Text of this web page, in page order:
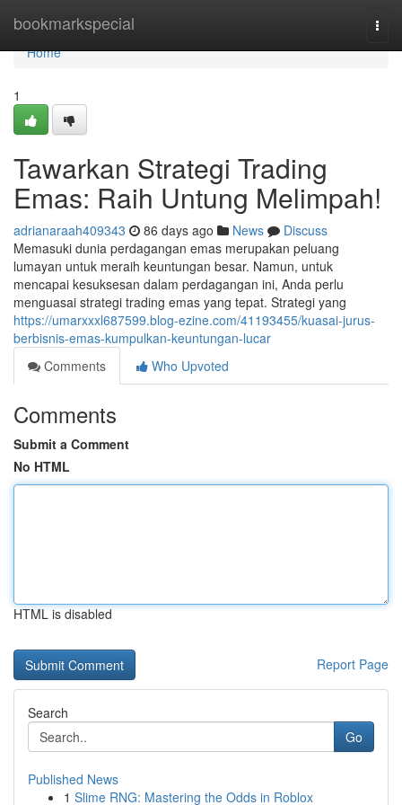
bookmarkspecial
Home
Home
1
Tawarkan Strategi Trading
Emas: Raih Untung Melimpah!
adrianaraah409343 86 days ago News
Discuss
Memasuki dunia perdagangan emas merupakan peluang
lumayan untuk meraih keuntungan besar. Namun, untuk
mencapai kesuksesan dalam perdagangan ini, Anda perlu
menguasai strategi trading emas yang tepat. Strategi yang
https://umarxxxl687599.blog-ezine.com/41193455/kuasai-jurus-
berbisnis-emas-kumpulkan-keuntungan-lucar
Comments
Who Upvoted
Comments
Submit a Comment
No HTML
HTML is disabled
Report Page
Search
Go
Published News
1 Slime RNG: Mastering the Odds in Roblox